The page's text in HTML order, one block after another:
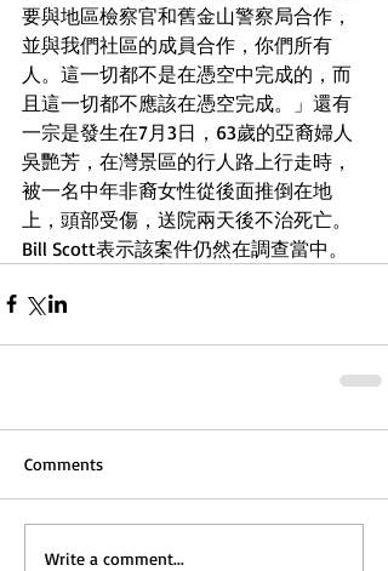
要與地區檢察官和舊金山警察局合作，
並與我們社區的成員合作，你們所有
人。這一切都不是在憑空中完成的，而
且這一切都不應該在憑空完成。」還有
一宗是發生在7月3日，63歲的亞裔婦人
吳艷芳，在灣景區的行人路上行走時，
被一名中年非裔女性從後面推倒在地
上，頭部受傷，送院兩天後不治死亡。
Bill Scott表示該案件仍然在調查當中。
Comments
Write a comment...